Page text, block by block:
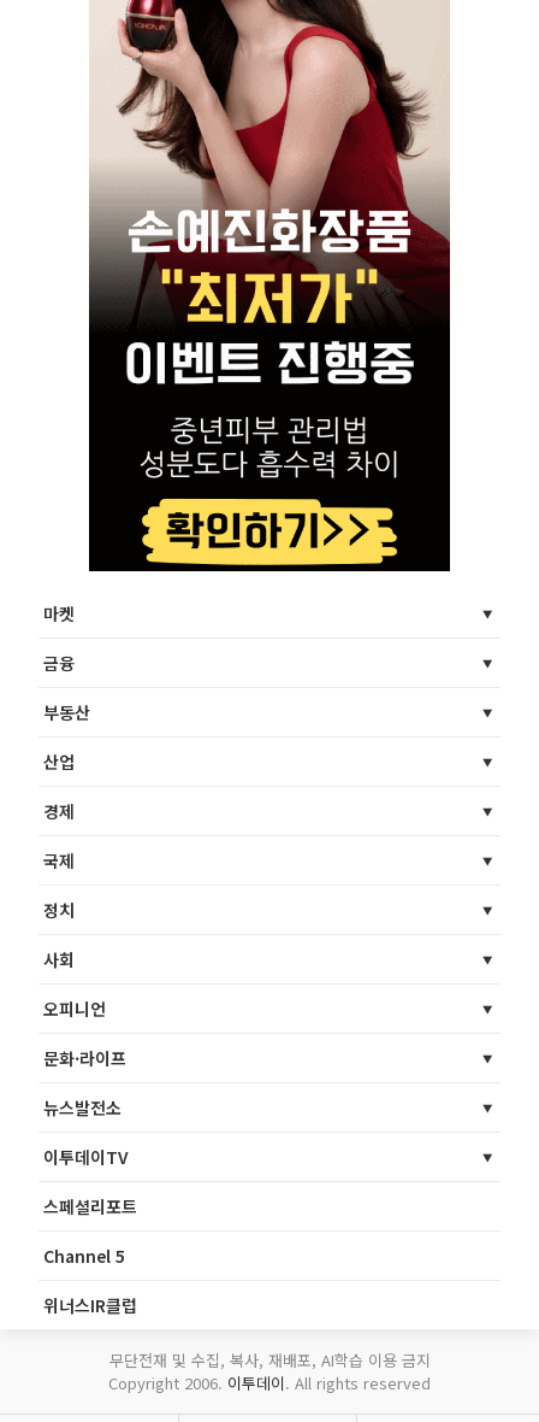
마켓
금융
부동산
산업
경제
국제
정치
사회
오피니언
문화·라이프
뉴스발전소
이투데이TV
스페셜리포트
Channel 5
위너스IR클럽
무단전재 및 수집, 복사, 재배포, AI학습 이용 금지
Copyright 2006. 이투데이. All rights reserved